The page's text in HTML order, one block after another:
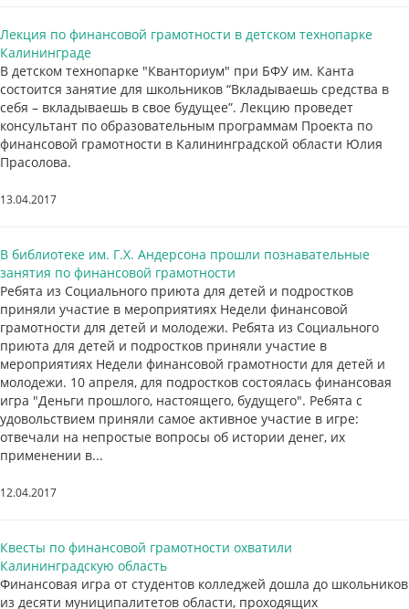
Лекция по финансовой грамотности в детском технопарке
Калининграде
В детском технопарке "Кванториум" при БФУ им. Канта
состоится занятие для школьников “Вкладываешь средства в
себя – вкладываешь в свое будущее”. Лекцию проведет
консультант по образовательным программам Проекта по
финансовой грамотности в Калининградской области Юлия
Прасолова.
13.04.2017
В библиотеке им. Г.Х. Андерсона прошли познавательные
занятия по финансовой грамотности
Ребята из Социального приюта для детей и подростков
приняли участие в мероприятиях Недели финансовой
грамотности для детей и молодежи. Ребята из Социального
приюта для детей и подростков приняли участие в
мероприятиях Недели финансовой грамотности для детей и
молодежи. 10 апреля, для подростков состоялась финансовая
игра "Деньги прошлого, настоящего, будущего". Ребята с
удовольствием приняли самое активное участие в игре:
отвечали на непростые вопросы об истории денег, их
применении в...
12.04.2017
Квесты по финансовой грамотности охватили
Калининградскую область
Финансовая игра от студентов колледжей дошла до школьников
из десяти муниципалитетов области, проходящих